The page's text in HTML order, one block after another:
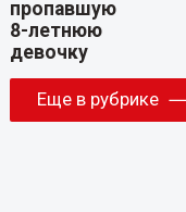
Еще в рубрике